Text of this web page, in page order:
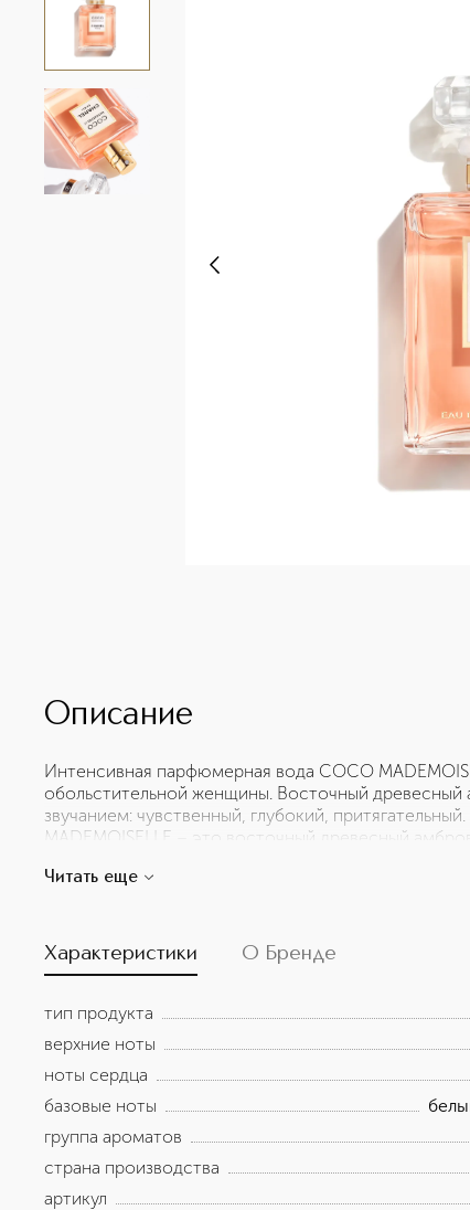
Описание
Интенсивная парфюмерная вода COCO
обольстительной женщины. Восточный
звучанием: чувственный, глубокий,
MADEMOISELLE – это восточный древесный
подчеркивает амбровый аккорд абсолю ванили и
Читать еще
Характеристики О Бренде
тип продукта
верхние ноты
ноты сердца
базовые ноты
группа ароматов
страна производства
артикул